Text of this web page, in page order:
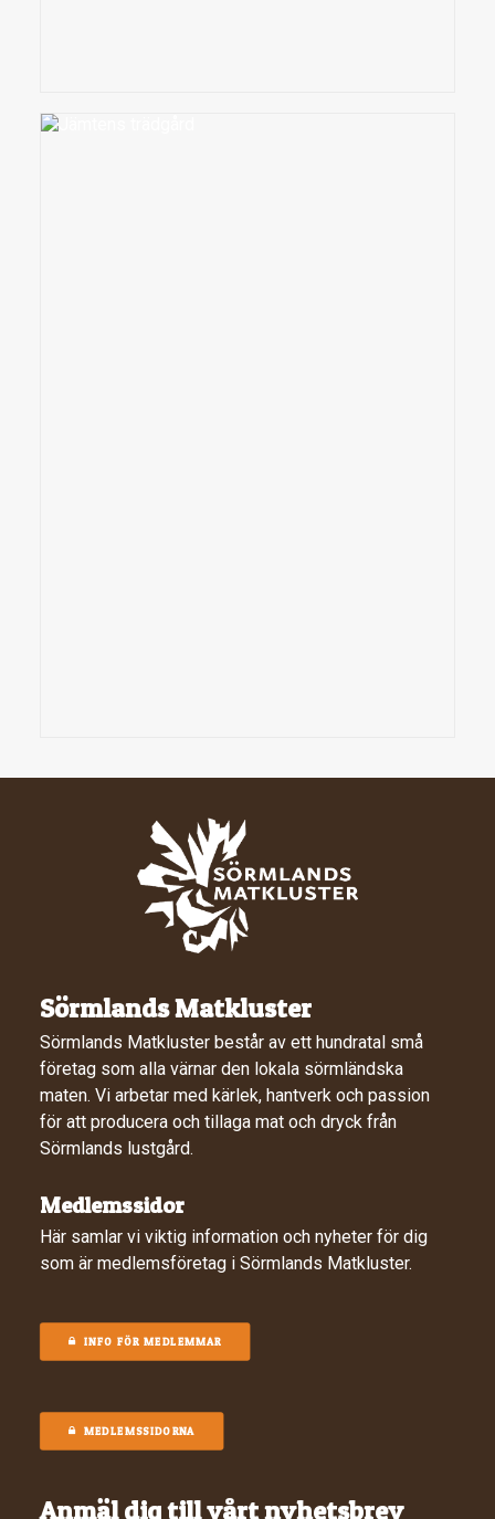
Sörmlands Matkluster
Sörmlands Matkluster består av ett hundratal små
företag som alla värnar den lokala sörmländska
maten. Vi arbetar med kärlek, hantverk och passion
för att producera och tillaga mat och dryck från
Sörmlands lustgård.
Medlemssidor
Här samlar vi viktig information och nyheter för dig
som är medlemsföretag i Sörmlands Matkluster.
INFO FÖR MEDLEMMAR
MEDLEMSSIDORNA
Anmäl dig till vårt nyhetsbrev